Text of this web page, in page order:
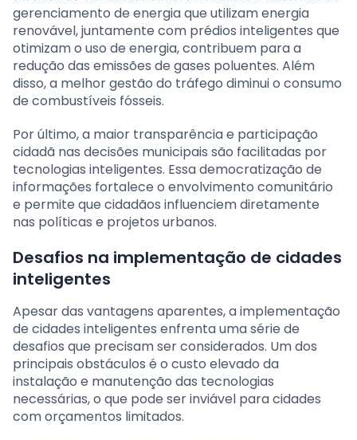
gerenciamento de energia que utilizam energia
renovável, juntamente com prédios inteligentes que
otimizam o uso de energia, contribuem para a
redução das emissões de gases poluentes. Além
disso, a melhor gestão do tráfego diminui o consumo
de combustíveis fósseis.
Por último, a maior transparência e participação
cidadã nas decisões municipais são facilitadas por
tecnologias inteligentes. Essa democratização de
informações fortalece o envolvimento comunitário
e permite que cidadãos influenciem diretamente
nas políticas e projetos urbanos.
Desafios na implementação de cidades
inteligentes
Apesar das vantagens aparentes, a implementação
de cidades inteligentes enfrenta uma série de
desafios que precisam ser considerados. Um dos
principais obstáculos é o custo elevado da
instalação e manutenção das tecnologias
necessárias, o que pode ser inviável para cidades
com orçamentos limitados.